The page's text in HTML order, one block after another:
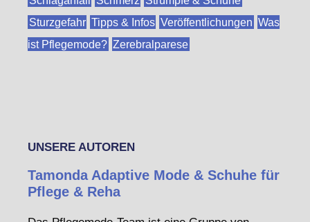
Sturzgefahr Tipps & Infos Veröffentlichungen Was
ist Pflegemode? Zerebralparese
UNSERE AUTOREN
Tamonda Adaptive Mode & Schuhe für
Pflege & Reha